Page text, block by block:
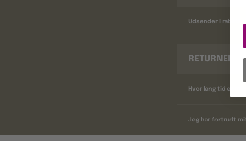
Udsender i
Hvor lang tid er
Jeg har fortrudt